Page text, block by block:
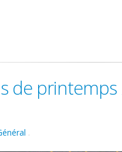
de
.